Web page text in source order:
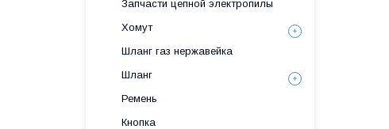
Запчасти цепной электропилы
Хомут
Шланг газ нержавейка
Шланг
Ремень
Кнопка